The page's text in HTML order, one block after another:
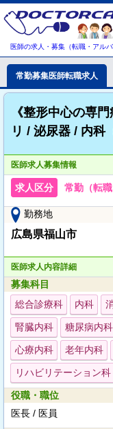
医師の求人・募集（転職・アルバ
常勤募集医師転職求人
《整形中心の専
リ / 泌尿器 / 内科
医師求人募集情報
求人区分 常勤（転職
勤務地
広島県福山市
医師求人内容詳細
募集科目
総合診療科
内科
腎臓内科 糖尿病内科
心療内科 老年内科
リハビリテーション科
役職・職位
医長 / 医員